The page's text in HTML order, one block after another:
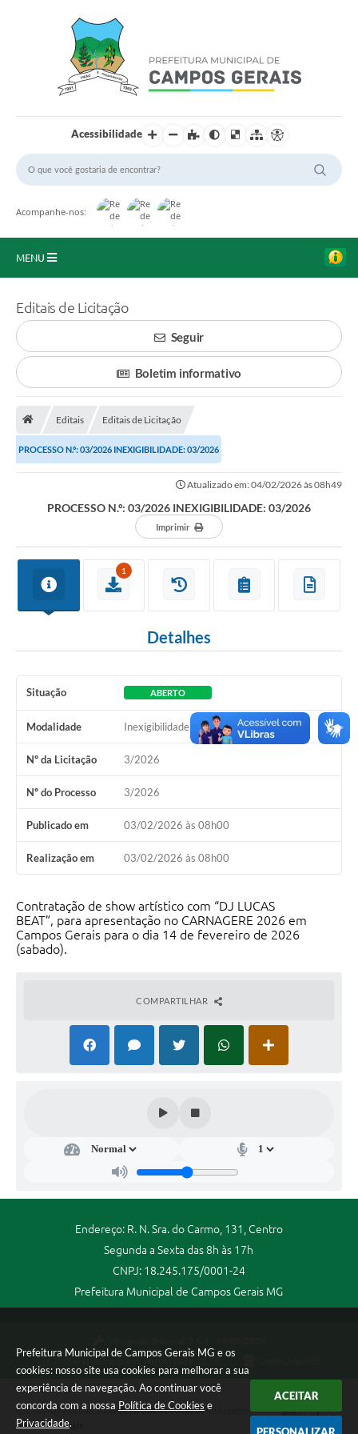
Prefeitura Municipal de Campos Gerais MG e os
cookies: nosso site usa cookies para melhorar a sua
experiência de navegação. Ao continuar você
concorda com a nossa Política de Cookies e
Privacidade.
ACEITAR
Acessibilidade
Acompanhe-nos:
MENU
O Município
A Prefeitura
Portal da Transparência
Secretarias
Mais
Editais de Licitação
Seguir
Boletim informativo
Editais Editais de Licitação
PROCESSO N.º: 03/2026 INEXIGIBILIDADE: 03/2026
Atualizado em: 04/02/2026 às 08h49
PROCESSO N.º: 03/2026 INEXIGIBILIDADE: 03/2026
Imprimir
1
Detalhes
Situação ABERTO
Modalidade Inexigibilidade
Nº da Licitação 3/2026
Nº do Processo 3/2026
Publicado em 03/02/2026 às 08h00
Realização em 03/02/2026 às 08h00
Contratação de show artístico com “DJ LUCAS
BEAT”, para apresentação no CARNAGERE 2026 em
Campos Gerais para o dia 14 de fevereiro de 2026
(sabado).
COMPARTILHAR
Endereço: R. N. Sra. do Carmo, 131, Centro
Segunda a Sexta das 8h às 17h
CNPJ: 18.245.175/0001-24
Prefeitura Municipal de Campos Gerais MG
Portal atualizado em:
06/08/2026 12:59
Copyright Instar - 2006-2026. Todos os direitos reservados -
Instar Tecnologia